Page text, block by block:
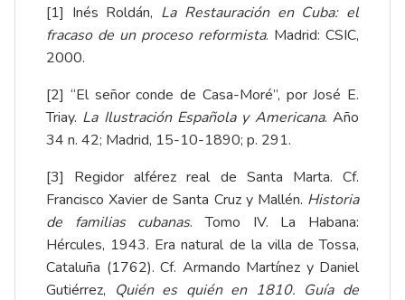
[1] Inés Roldán, La Restauración en Cuba: el
fracaso de un proceso reformista. Madrid: CSIC,
2000.
[2] “El señor conde de Casa-Moré”, por José E.
Triay. La Ilustración Española y Americana. Año
34 n. 42; Madrid, 15-10-1890; p. 291.
[3] Regidor alférez real de Santa Marta. Cf.
Francisco Xavier de Santa Cruz y Mallén. Historia
de familias cubanas. Tomo IV. La Habana:
Hércules, 1943. Era natural de la villa de Tossa,
Cataluña (1762). Cf. Armando Martínez y Daniel
Gutiérrez, Quién es quién en 1810. Guía de